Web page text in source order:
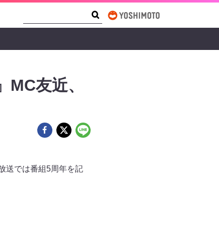
友近、
送では番組5周年を記